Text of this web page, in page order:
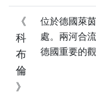
《
科
布
倫
》
位於德國萊
處。兩河合
德國重要的觀